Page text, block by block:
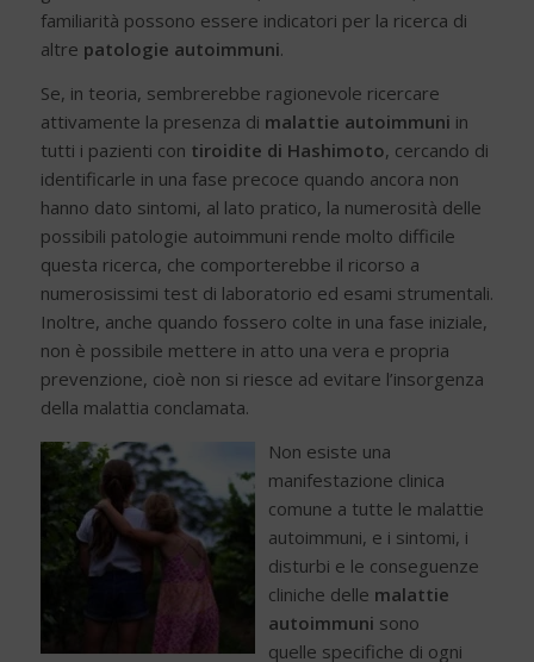
familiarità possono essere indicatori per la ricerca di
altre patologie autoimmuni.
Se, in teoria, sembrerebbe ragionevole ricercare
attivamente la presenza di malattie autoimmuni in
tutti i pazienti con tiroidite di Hashimoto, cercando di
identificarle in una fase precoce quando ancora non
hanno dato sintomi, al lato pratico, la numerosità delle
possibili patologie autoimmuni rende molto difficile
questa ricerca, che comporterebbe il ricorso a
numerosissimi test di laboratorio ed esami strumentali.
Inoltre, anche quando fossero colte in una fase iniziale,
non è possibile mettere in atto una vera e propria
prevenzione, cioè non si riesce ad evitare l’insorgenza
della malattia conclamata.
Non esiste una
manifestazione clinica
comune a tutte le malattie
autoimmuni, e i sintomi, i
disturbi e le conseguenze
cliniche delle malattie
autoimmuni sono
quelle specifiche di ogni